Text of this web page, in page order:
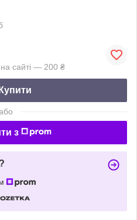
сайті — 200 ₴
Купити
з